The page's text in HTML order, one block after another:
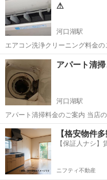
⚠
河口湖駅
エアコン洗浄クリーニング料金
ニング！ 当店のエアコン洗浄サ
リティを提供しています。エア
利用いただけます。 エアコン洗浄
山梨 南都留郡 河口湖駅
アパート清
河口湖駅
アパート清掃料金のご案内 当店
金で高品質な清掃を提供してい
ングをお手頃な価格でご利用いただけます 通常
1R: ¥20,000→...
山梨 南都留郡 河口湖駅
【格安物件
【保証人ナシ】
ニフティ不動産